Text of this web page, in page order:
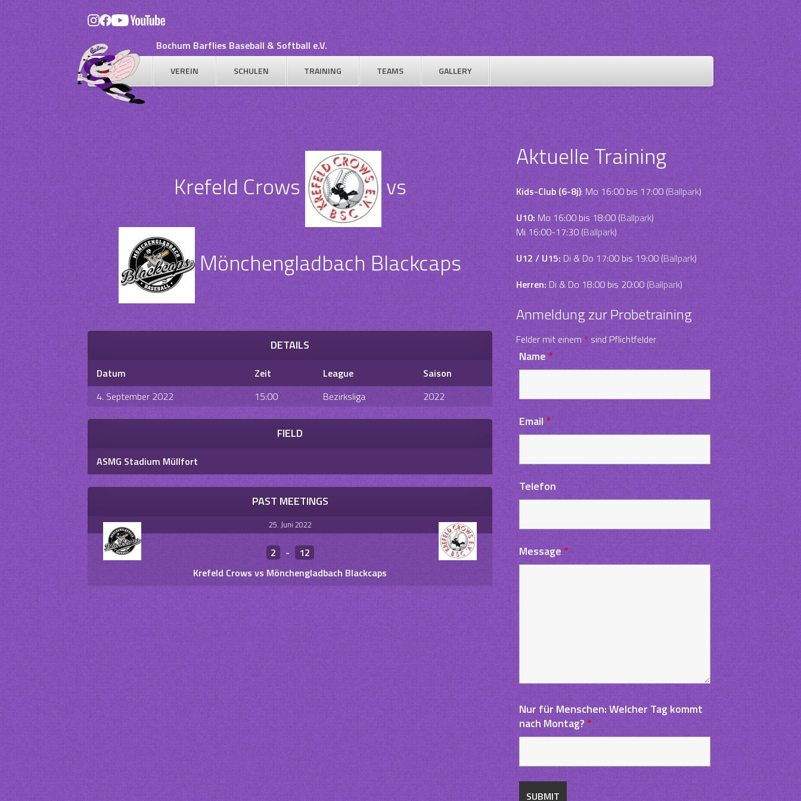
Skip
content
Bochum Barflies Baseball & Softball e.V.
VEREIN SCHULEN TRAINING TEAMS GALLERY
Krefeld Crows vs
Mönchengladbach Blackcaps
DETAILS
Datum Zeit League
Saison
4. September 2022
15:00 Bezirksliga 2022
FIELD
ASMG Stadium Müllfort
PAST MEETINGS
25. Juni 2022
2 -
12
Krefeld Crows vs Mönchengladbach Blackcaps
Aktuelle Training
Kids-Club (6-8j): Mo 16:00 bis 17:00 (Ballpark)
U10:Mo 16:00 bis 18:00 (Ballpark)
Mi 16:00-17:30 (Ballpark)
U12 / U15:Di & Do 17:00 bis 19:00 (Ballpark)
Herren:Di & Do 18:00 bis 20:00 (Ballpark)
Anmeldung zur Probetraining
Felder mit einem*sind Pflichtfelder
Name*
Email *
Telefon
Message*
Nur für Menschen: Welcher Tag kommt
nach Montag?*